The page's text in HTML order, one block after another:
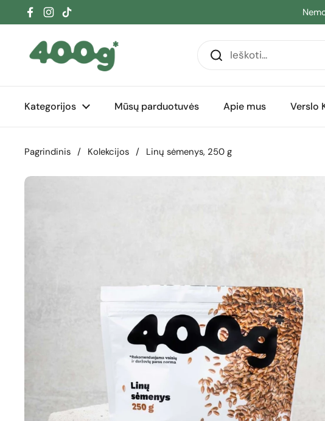
Pereiti prie turinio
Facebook
Instagram
TikTok
Kategorijos Mūsų parduotuvės Apie mus Verslo
Pagrindinis / Kolekcijos / Linų sėmenys, 250 g